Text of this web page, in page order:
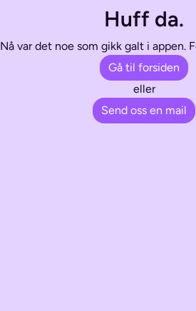
Huff da.
Nå var det noe som gikk galt i appen.
Gå til forsiden
eller
Send oss en mail